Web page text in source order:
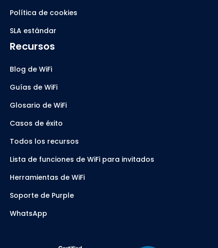
Política de cookies
SLA estándar
Recursos
Blog de WiFi
Guías de WiFi
Glosario de WiFi
Casos de éxito
Todos los recursos
Lista de funciones de WiFi para invitados
Herramientas de WiFi
Soporte de Purple
WhatsApp